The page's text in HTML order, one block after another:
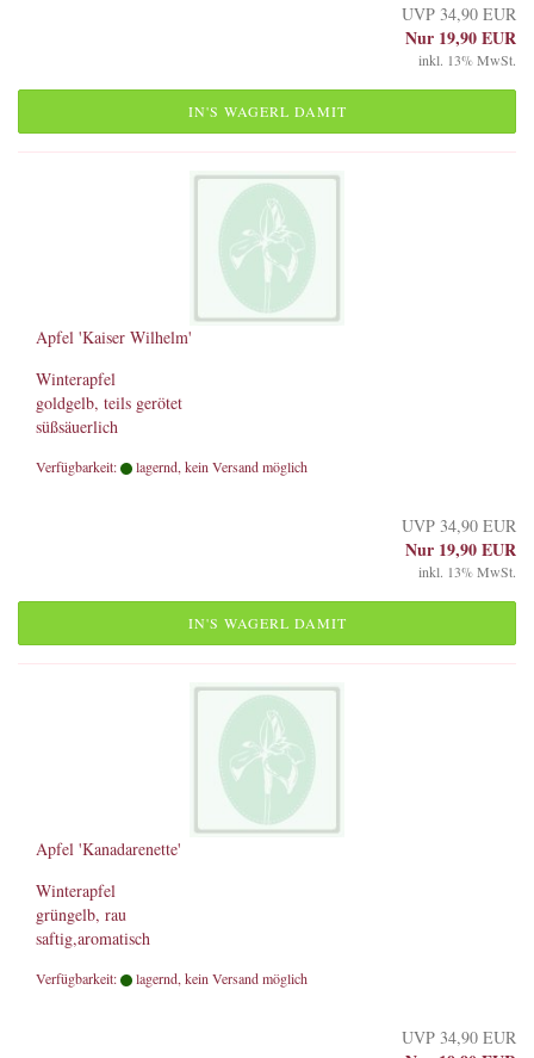
UVP 34,90 EUR
Nur 19,90 EUR
inkl. 13% MwSt.
IN'S WAGERL DAMIT
Apfel 'Kaiser Wilhelm'
Winterapfel
goldgelb, teils gerötet
süßsäuerlich
Verfügbarkeit: lagernd, kein Versand möglich
UVP 34,90 EUR
Nur 19,90 EUR
inkl. 13% MwSt.
IN'S WAGERL DAMIT
Apfel 'Kanadarenette'
Winterapfel
grüngelb, rau
saftig,aromatisch
Verfügbarkeit: lagernd, kein Versand möglich
UVP 34,90 EUR